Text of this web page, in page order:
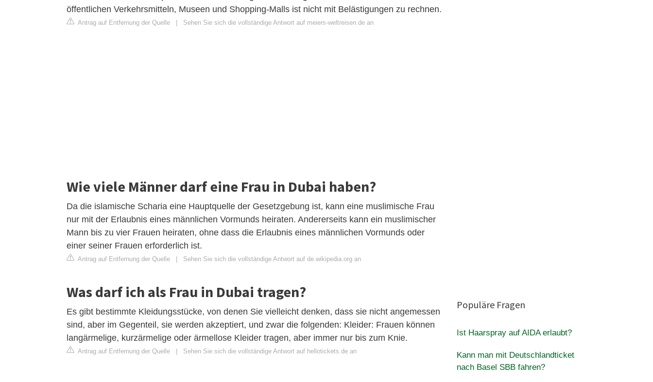
öffentlichen Verkehrsmitteln, Museen und Shopping-Malls ist nicht mit Belästigungen zu rechnen.
Antrag auf Entfernung der Quelle Sehen Sie sich die vollständige Antwort auf meiers-weltreisen.de an
Wie viele Männer darf eine Frau in Dubai haben?
Da die islamische Scharia eine Hauptquelle der Gesetzgebung ist, kann eine muslimische Frau
nur mit der Erlaubnis eines männlichen Vormunds heiraten. Andererseits kann ein muslimischer
Mann bis zu vier Frauen heiraten, ohne dass die Erlaubnis eines männlichen Vormunds oder
einer seiner Frauen erforderlich ist.
Antrag auf Entfernung der Quelle Sehen Sie sich die vollständige Antwort auf de.wikipedia.org an
Was darf ich als Frau in Dubai tragen?
Es gibt bestimmte Kleidungsstücke, von denen Sie vielleicht denken, dass sie nicht angemessen
sind, aber im Gegenteil, sie werden akzeptiert, und zwar die folgenden: Kleider: Frauen können
langärmelige, kurzärmelige oder ärmellose Kleider tragen, aber immer nur bis zum Knie.
Antrag auf Entfernung der Quelle Sehen Sie sich die vollständige Antwort auf hellotickets.de an
Populäre Fragen
Ist Haarspray auf AIDA erlaubt?
Kann man mit Deutschlandticket
nach Basel SBB fahren?